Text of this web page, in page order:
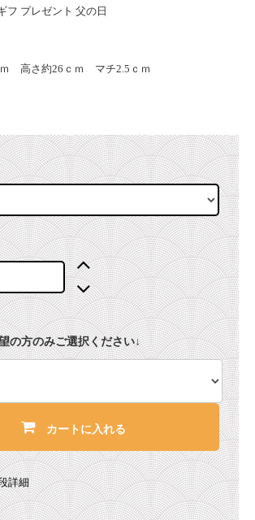
フ プレゼント 父の日
高さ約26ｃｍ マチ2.5ｃｍ
の方のみご選択ください↓
カートに入れる
詳細